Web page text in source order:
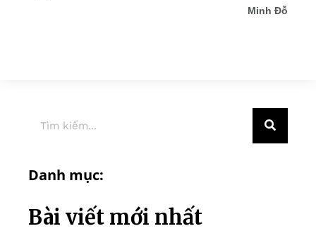
Minh Đỗ
Danh mục:
Bài viết mới nhất